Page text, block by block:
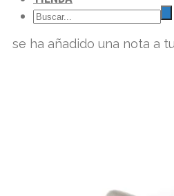
se ha añadido una nota a